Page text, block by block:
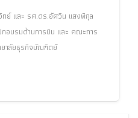
ทย์ และ รศ.ดร.อัศวิน แสงพิกุล
อบรมด้านการบิน และ คณะการ
ยาลัยธุรกิจบัณฑิตย์